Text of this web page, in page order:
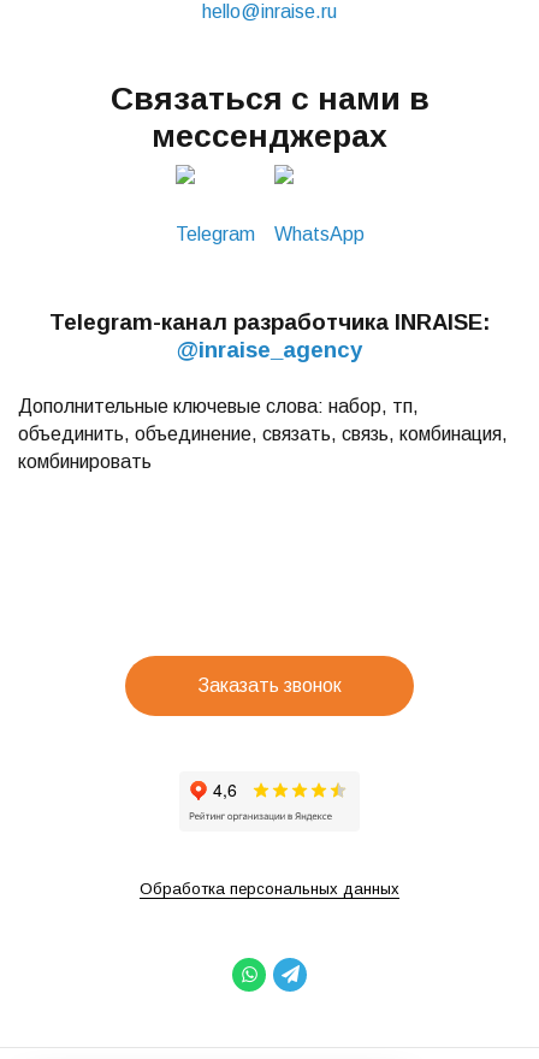
hello@inraise.ru
Связаться с нами в
мессенджерах
Telegram WhatsApp
Telegram-канал разработчика INRAISE:
@inraise_agency
Дополнительные ключевые слова: набор, тп,
объединить, объединение, связать, связь, комбинация,
комбинировать
Заказать звонок
Обработка персональных данных